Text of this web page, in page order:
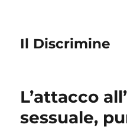
Il Discrimine
L’attacco
sessuale,